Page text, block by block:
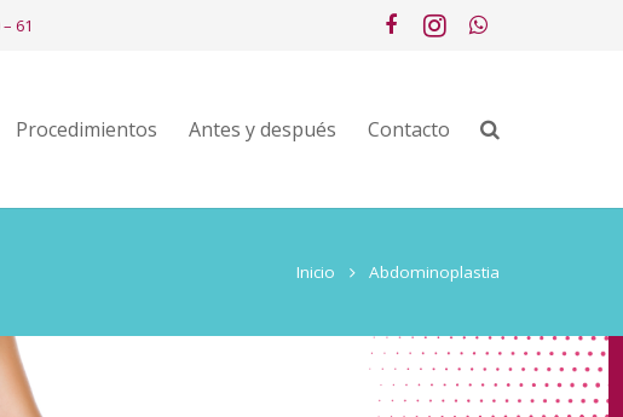
61
Procedimientos Antes y después Contacto
Inicio Abdominoplastia